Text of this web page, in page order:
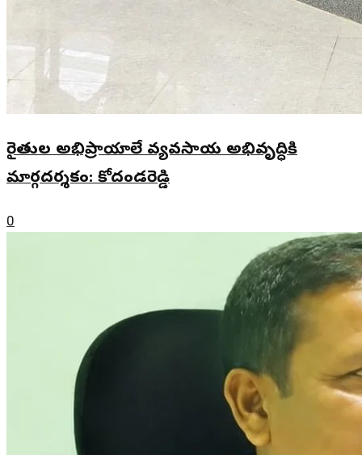
రైతుల అభిప్రాయాలే వ్యవసాయ అభివృద్ధికి
మార్గదర్శకం: కోదండరెడ్డి
0